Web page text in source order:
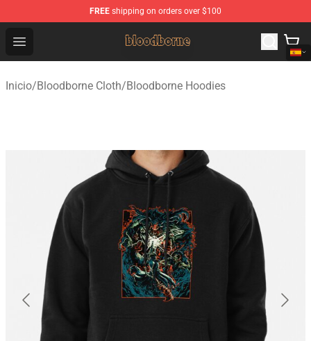
FREE shipping on orders over $100
Open menu
Bloodborne Shop - Official Bloodborne Merchandise
Inicio/Bloodborne Cloth/Bloodborne Hoodies